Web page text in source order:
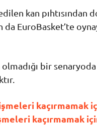
kan pıhtısından
EuroBasket’te
bir senaryoda
kaçırmamak
kaçırmamak